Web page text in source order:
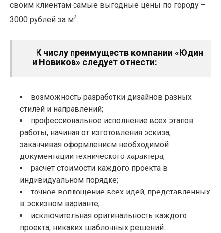
своим клиентам самые выгодные цены по городу –
3000 рублей за м2.
К числу преимуществ компании «Юдин
и Новиков» следует отнести:
возможность разработки дизайнов разных
стилей и направлений;
профессиональное исполнение всех этапов
работы, начиная от изготовления эскиза,
заканчивая оформлением необходимой
документации технического характера;
расчет стоимости каждого проекта в
индивидуальном порядке;
точное воплощение всех идей, представленных
в эскизном варианте;
исключительная оригинальность каждого
проекта, никаких шаблонных решений.